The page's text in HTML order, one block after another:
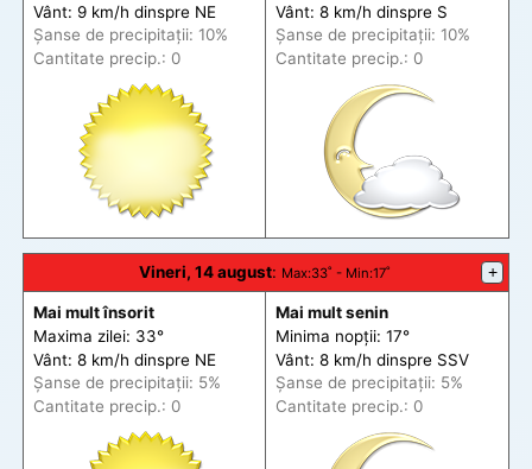
Vânt: 9 km/h dinspre NE
Șanse de precipitații: 10%
Cantitate precip.: 0
Vânt: 8 km/h dinspre S
Șanse de precipitații: 10%
Cantitate precip.: 0
Vineri, 14 august: Max:33˚ - Min:17˚ +
Mai mult însorit
Maxima zilei: 33°
Vânt: 8 km/h dinspre NE
Șanse de precipitații: 5%
Cantitate precip.: 0
Mai mult senin
Minima nopții: 17°
Vânt: 8 km/h dinspre SSV
Șanse de precipitații: 5%
Cantitate precip.: 0